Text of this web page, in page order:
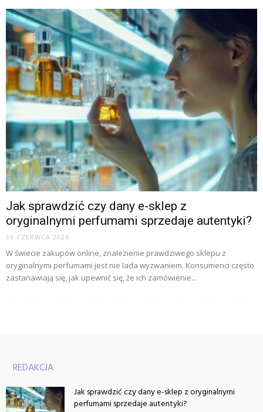
Jak sprawdzić czy dany e-sklep z
oryginalnymi perfumami sprzedaje autentyki?
19 CZERWCA 2026
W świecie zakupów online, znalezienie prawdziwego sklepu z
oryginalnymi perfumami jest nie lada wyzwaniem. Konsumenci często
zastanawiają się, jak upewnić się, że ich zamówienie...
REDAKCJA
Jak sprawdzić czy dany e-sklep z oryginalnymi
perfumami sprzedaje autentyki?